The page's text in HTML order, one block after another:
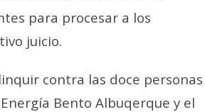
para procesar a los
juicio.
contra las doce personas
Bento Albuqerque y el